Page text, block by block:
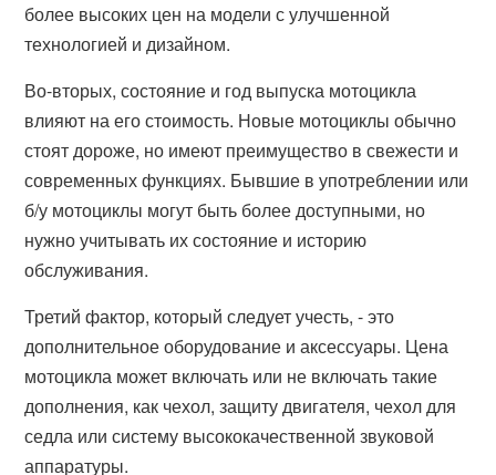
более высоких цен на модели с улучшенной
технологией и дизайном.
Во-вторых, состояние и год выпуска мотоцикла
влияют на его стоимость. Новые мотоциклы обычно
стоят дороже, но имеют преимущество в свежести и
современных функциях. Бывшие в употреблении или
б/у мотоциклы могут быть более доступными, но
нужно учитывать их состояние и историю
обслуживания.
Третий фактор, который следует учесть, - это
дополнительное оборудование и аксессуары. Цена
мотоцикла может включать или не включать такие
дополнения, как чехол, защиту двигателя, чехол для
седла или систему высококачественной звуковой
аппаратуры.